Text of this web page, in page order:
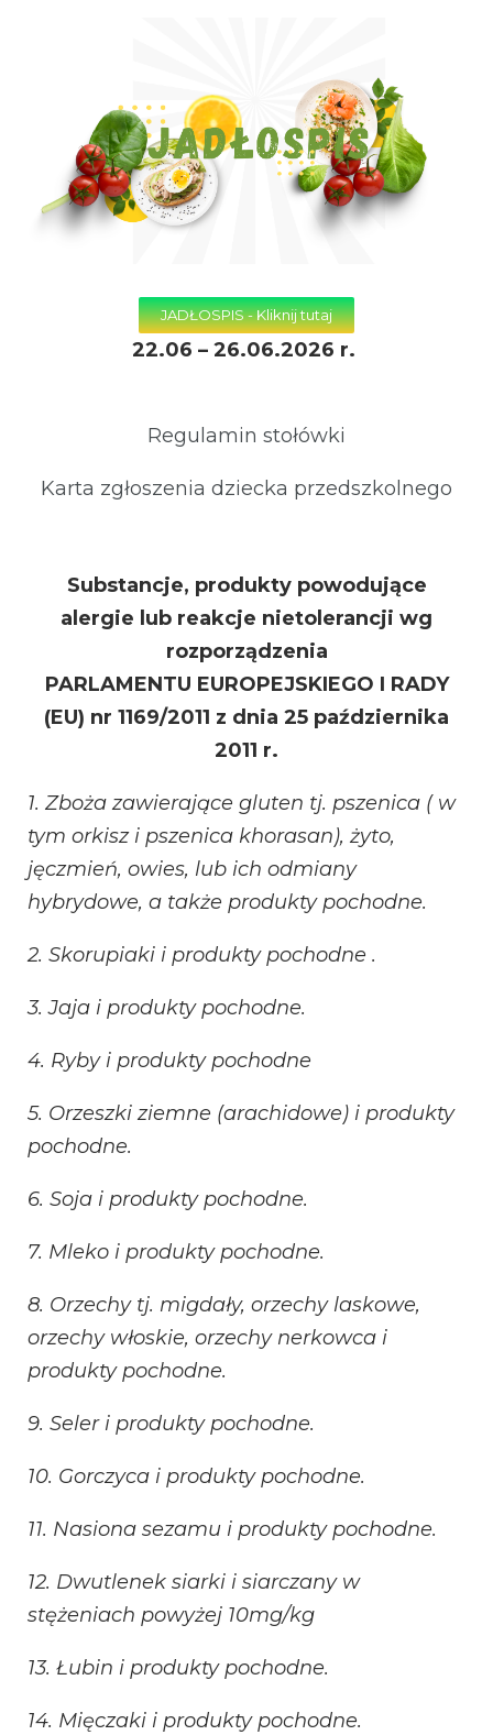
JADŁOSPIS - Kliknij tutaj
22.06 – 26.06.2026 r.
Regulamin stołówki
Karta zgłoszenia dziecka przedszkolnego
Substancje, produkty powodujące
alergie lub reakcje nietolerancji wg
rozporządzenia
PARLAMENTU EUROPEJSKIEGO I RADY
(EU) nr 1169/2011 z dnia 25 października
2011 r.
1. Zboża zawierające gluten tj. pszenica ( w
tym orkisz i pszenica khorasan), żyto,
jęczmień, owies, lub ich odmiany
hybrydowe, a także produkty pochodne.
2. Skorupiaki i produkty pochodne .
3. Jaja i produkty pochodne.
4. Ryby i produkty pochodne
5. Orzeszki ziemne (arachidowe) i produkty
pochodne.
6. Soja i produkty pochodne.
7. Mleko i produkty pochodne.
8. Orzechy tj. migdały, orzechy laskowe,
orzechy włoskie, orzechy nerkowca i
produkty pochodne.
9. Seler i produkty pochodne.
10. Gorczyca i produkty pochodne.
11. Nasiona sezamu i produkty pochodne.
12. Dwutlenek siarki i siarczany w
stężeniach powyżej 10mg/kg
13. Łubin i produkty pochodne.
14. Mięczaki i produkty pochodne.